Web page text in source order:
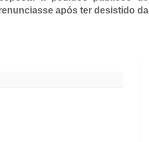
após ter desistido da